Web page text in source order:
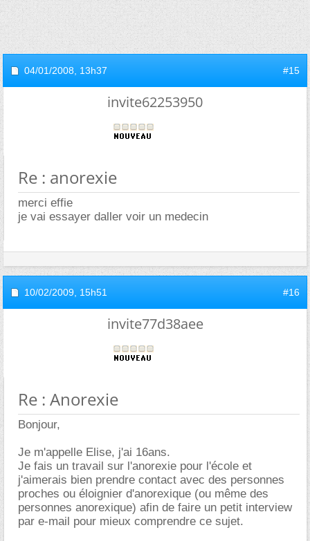
04/01/2008, 13h37 #15
invite62253950
Re : anorexie
merci effie
je vai essayer daller voir un medecin
10/02/2009, 15h51 #16
invite77d38aee
Re : Anorexie
Bonjour,
Je m'appelle Elise, j'ai 16ans.
Je fais un travail sur l'anorexie pour l'école et
j'aimerais bien prendre contact avec des personnes
proches ou éloignier d'anorexique (ou même des
personnes anorexique) afin de faire un petit interview
par e-mail pour mieux comprendre ce sujet.